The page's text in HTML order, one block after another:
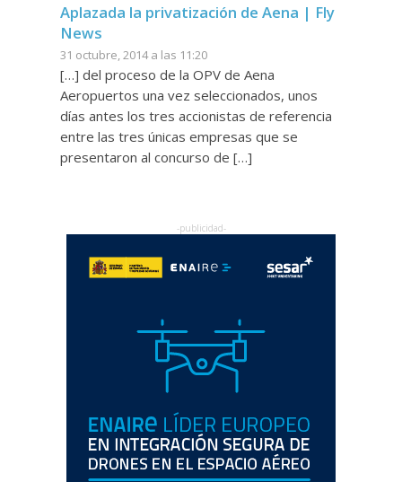
Aplazada la privatización de Aena | Fly
News
31 octubre, 2014 a las 11:20
[…] del proceso de la OPV de Aena
Aeropuertos una vez seleccionados, unos
días antes los tres accionistas de referencia
entre las tres únicas empresas que se
presentaron al concurso de […]